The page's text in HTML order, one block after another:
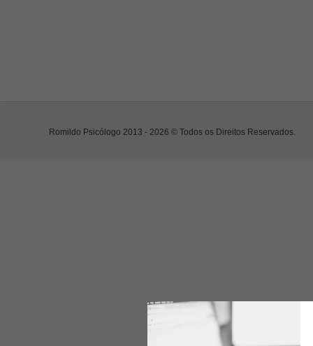
Romildo Psicólogo 2013 - 2026 © Todos os Direitos Reservados.